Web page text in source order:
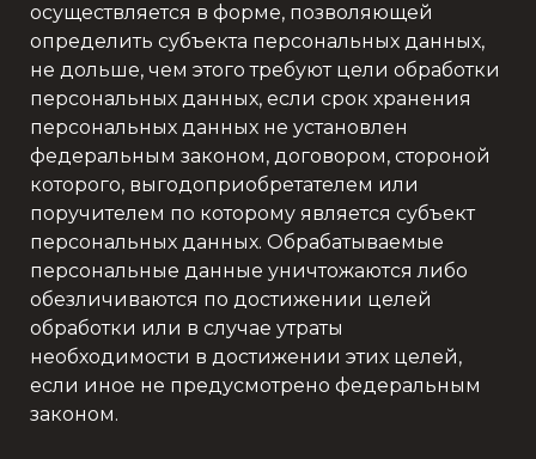
осуществляется в форме, позволяющей
определить субъекта персональных данных,
не дольше, чем этого требуют цели обработки
персональных данных, если срок хранения
персональных данных не установлен
федеральным законом, договором, стороной
которого, выгодоприобретателем или
поручителем по которому является субъект
персональных данных. Обрабатываемые
персональные данные уничтожаются либо
обезличиваются по достижении целей
обработки или в случае утраты
необходимости в достижении этих целей,
если иное не предусмотрено федеральным
законом.